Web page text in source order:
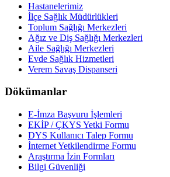
Hastanelerimiz
İlçe Sağlık Müdürlükleri
Toplum Sağlığı Merkezleri
Ağız ve Diş Sağlığı Merkezleri
Aile Sağlığı Merkezleri
Evde Sağlık Hizmetleri
Verem Savaş Dispanseri
Dökümanlar
E-İmza Başvuru İşlemleri
EKİP / ÇKYS Yetki Formu
DYS Kullanıcı Talep Formu
İnternet Yetkilendirme Formu
Araştırma İzin Formları
Bilgi Güvenliği